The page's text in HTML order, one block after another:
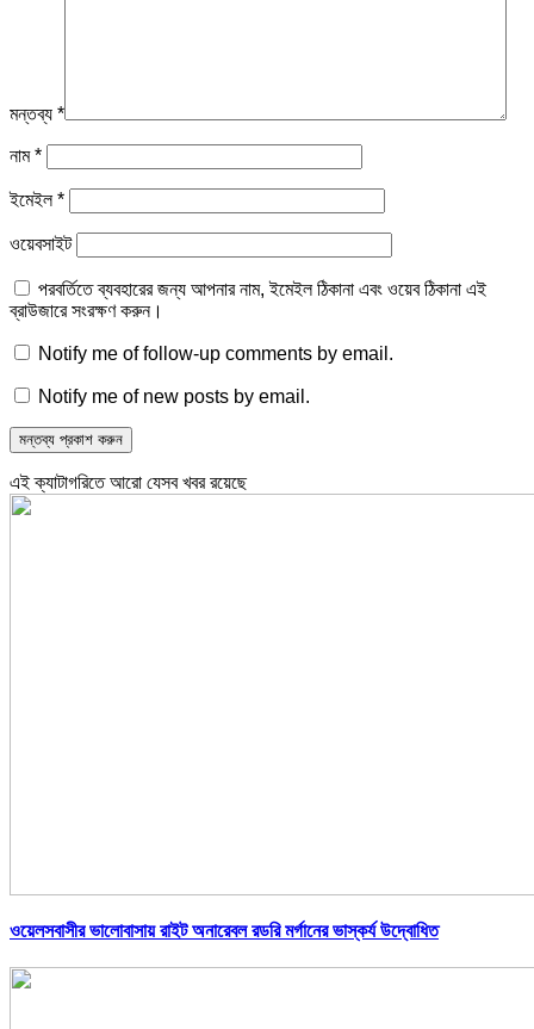
মন্তব্য *
নাম*
ইমেইল*
ওয়েবসাইট
পরবর্তিতে ব্যবহারের জন্য আপনার নাম, ইমেইল ঠিকানা এবং ওয়েব ঠিকানা এই
ব্রাউজারে সংরক্ষণ করুন।
Notify me of follow-up comments by email.
Notify me of new posts by email.
এই ক্যাটাগরিতে আরো যেসব খবর রয়েছে
ওয়েলসবাসীর ভালোবাসায় রাইট অনারেবল রডরি মর্গানের ভাস্কর্য উদ্বোধিত